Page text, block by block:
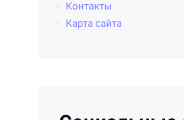
Контакты
Карта сайта